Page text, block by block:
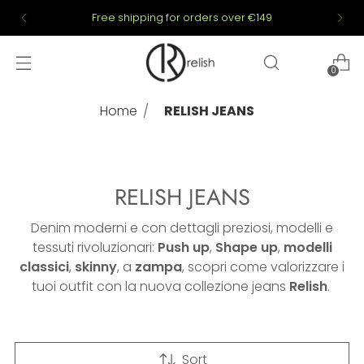
Free shipping for orders over €149
0
Home RELISH JEANS
RELISH JEANS
Denim moderni e con dettagli preziosi, modelli e
tessuti rivoluzionari: Push up, Shape up, modelli
classici, skinny, a zampa, scopri come valorizzare i
tuoi outfit con la nuova collezione jeans Relish.
Sort